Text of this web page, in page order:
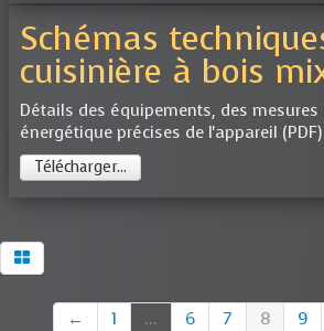
Schémas
cuisinière à bois
Détails des équipements, des mesures
énergétique précises de l'appareil (PDF)
Télécharger...
← 1 ... 6 7 8 9